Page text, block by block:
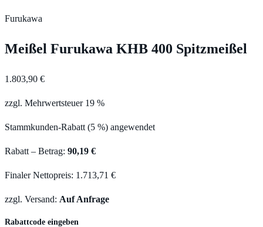
Furukawa
Meißel Furukawa KHB 400 Spitzmeißel
1.803,90 €
zzgl. Mehrwertsteuer 19 %
Stammkunden-Rabatt (5 %) angewendet
Rabatt – Betrag: 90,19 €
Finaler Nettopreis: 1.713,71 €
zzgl. Versand: Auf Anfrage
Rabattcode eingeben